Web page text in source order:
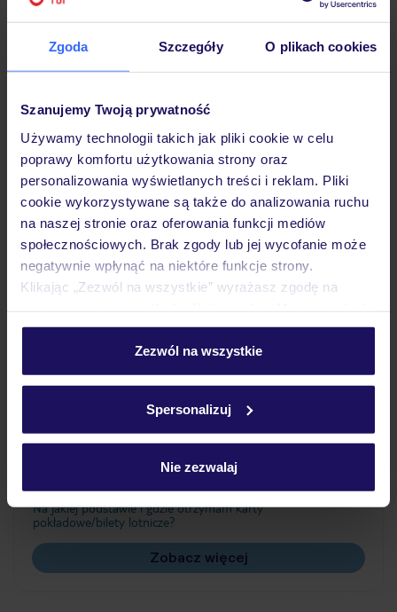
Zgoda Szczegóły O plikach cookies
Szanujemy Twoją prywatność
Używamy technologii takich jak pliki cookie w celu
poprawy komfortu użytkowania strony oraz
personalizowania wyświetlanych treści i reklam. Pliki
cookie wykorzystywane są także do analizowania ruchu
na naszej stronie oraz oferowania funkcji mediów
społecznościowych. Brak zgody lub jej wycofanie może
negatywnie wpłynąć na niektóre funkcje strony.
Klikając „Zezwól na wszystkie” wyrażasz zgodę na
personalizować swój wybór wchodząc w zakładkę
Szczegółowe informacje o plikach cookie znajdziesz
Zezwól na wszystkie
Spersonalizuj
Nie zezwalaj
Pokoje
Wyżywienie
Atrakcje
Ważne informacje
Często zadawane pytania
Jak zmienić uczestników/osobę zgłaszającą?
Na jakiej podstawie i gdzie otrzymam karty
pokładowe/bilety lotnicze?
Zobacz więcej